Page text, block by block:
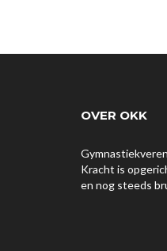
OVER OKK
Kracht is
en nog steeds